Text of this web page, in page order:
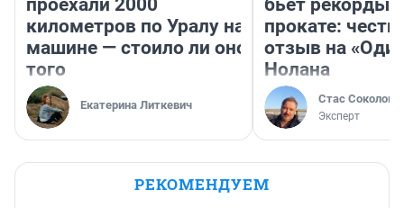
километров по Уралу на
машине — стоило ли оно
того
Екатерина Литкевич
прокате:
отзыв на
Нолана
Стас Соколов
Эксперт
РЕКОМЕНДУЕМ